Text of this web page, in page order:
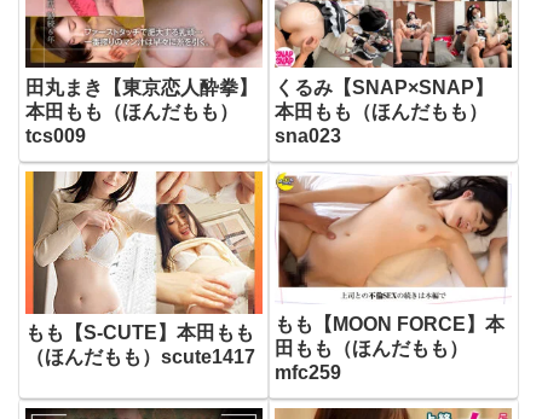
田丸まき【東京恋人酔拳】
本田もも（ほんだもも）
tcs009
くるみ【SNAP×SNAP】
本田もも（ほんだもも）
sna023
もも【S-CUTE】本田もも
（ほんだもも）scute1417
もも【MOON FORCE】本
田もも（ほんだもも）
mfc259